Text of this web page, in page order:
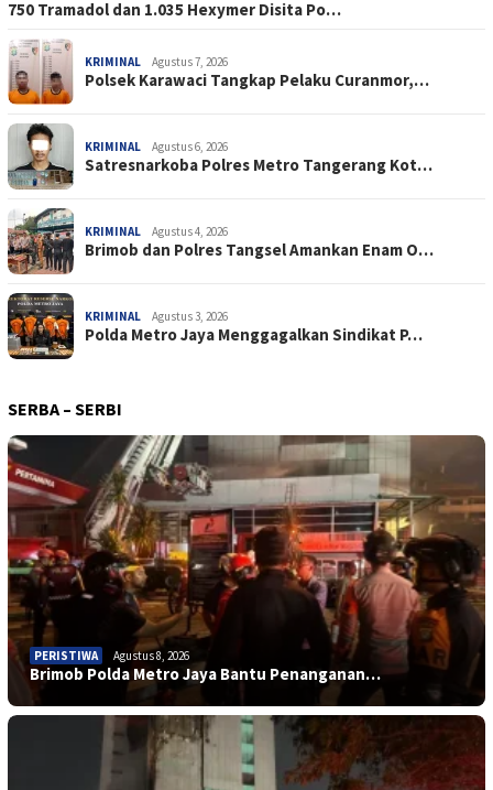
750 Tramadol dan 1.035 Hexymer Disita Po…
KRIMINAL Agustus 7, 2026
Polsek Karawaci Tangkap Pelaku Curanmor,…
KRIMINAL Agustus 6, 2026
Satresnarkoba Polres Metro Tangerang Kot…
KRIMINAL Agustus 4, 2026
Brimob dan Polres Tangsel Amankan Enam O…
KRIMINAL Agustus 3, 2026
Polda Metro Jaya Menggagalkan Sindikat P…
SERBA – SERBI
PERISTIWA Agustus 8, 2026
Brimob Polda Metro Jaya Bantu Penanganan…